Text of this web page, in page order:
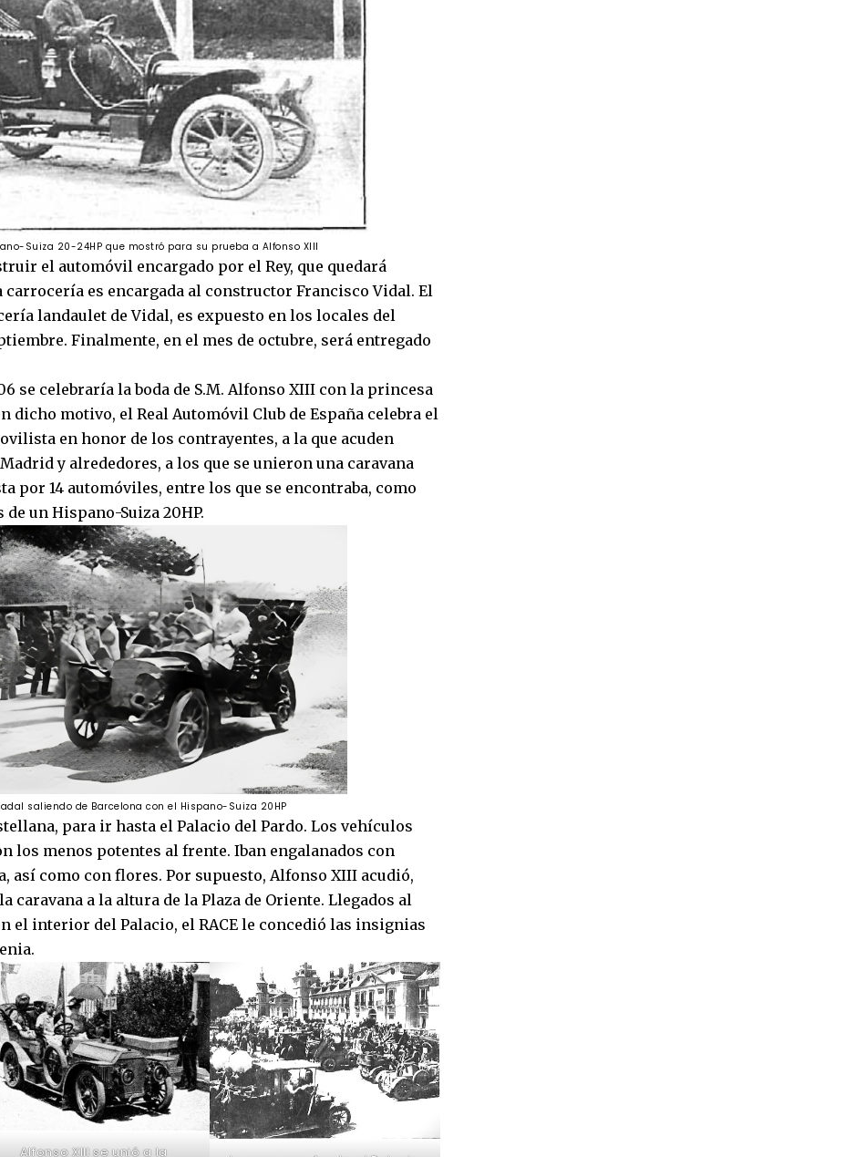
Suiza 20-24HP que mostró para su prueba a Alfonso XIII
el automóvil encargado por el Rey, que quedará
carrocería es encargada al constructor Francisco Vidal. El
landaulet de Vidal, es expuesto en los locales del
Finalmente, en el mes de octubre, será entregado
se celebraría la boda de S.M. Alfonso XIII con la princesa
dicho motivo, el Real Automóvil Club de España celebra el
en honor de los contrayentes, a la que acuden
y alrededores, a los que se unieron una caravana
por 14 automóviles, entre los que se encontraba, como
un Hispano-Suiza 20HP.
saliendo de Barcelona con el Hispano-Suiza 20HP
para ir hasta el Palacio del Pardo. Los vehículos
los menos potentes al frente. Iban engalanados con
así como con flores. Por supuesto, Alfonso XIII acudió,
caravana a la altura de la Plaza de Oriente. Llegados al
el interior del Palacio, el RACE le concedió las insignias
Alfonso XIII se unió a la